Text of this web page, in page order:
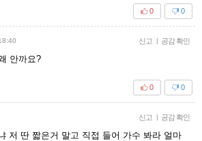
0
0
신고 | 공감 확인
안까요?
0
0
신고 | 공감 확인
저 딴 짧은거 말고 직접 들어 가수 봐라 얼마